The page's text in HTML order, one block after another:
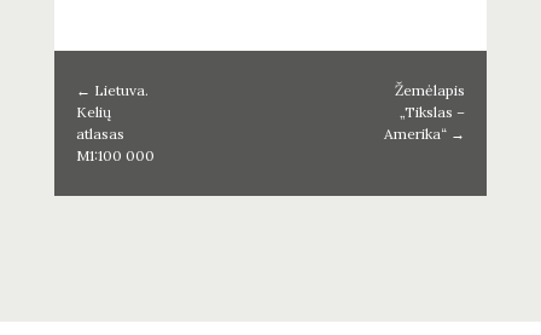
← Lietuva.
Kelių
atlasas
M1:100 000
Žemėlapis
„Tikslas –
Amerika“ →